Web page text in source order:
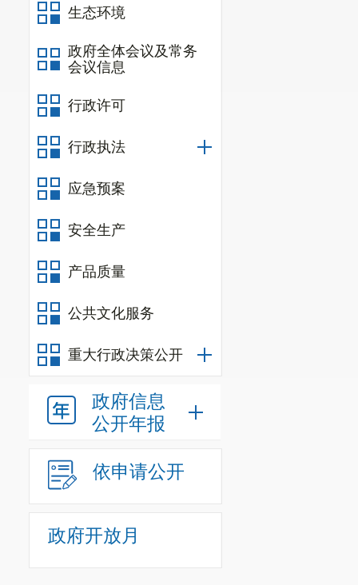
生态环境
政府全体会议及常务
会议信息
行政许可
行政执法
应急预案
安全生产
产品质量
公共文化服务
重大行政决策公开
政府信息
公开年报
依申请公开
政府开放月